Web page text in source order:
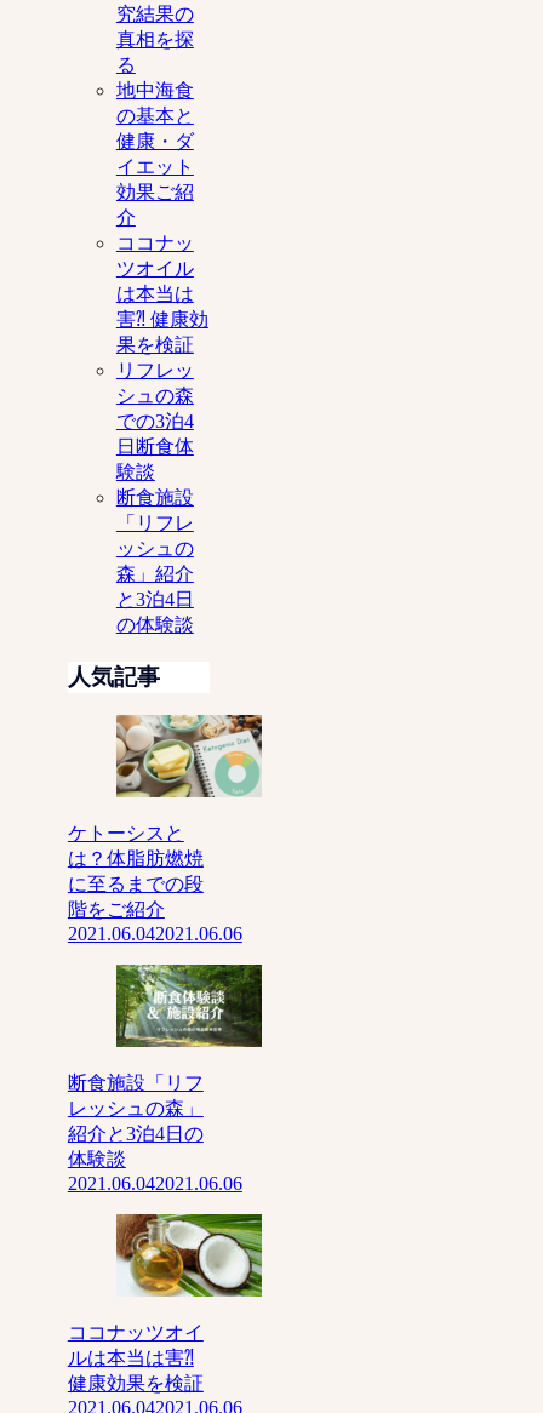
究結果の
真相を探
る
地中海食
の基本と
健康・ダ
イエット
効果ご紹
介
ココナッ
ツオイル
は本当は
害⁈ 健康効
果を検証
リフレッ
シュの森
での3泊4
日断食体
験談
断食施設
「リフレ
ッシュの
森」紹介
と3泊4日
の体験談
人気記事
ケトーシスと
は？体脂肪燃焼
に至るまでの段
階をご紹介
2021.06.042021.06.06
断食施設「リフ
レッシュの森」
紹介と3泊4日の
体験談
2021.06.042021.06.06
ココナッツオイ
ルは本当は害⁈
健康効果を検証
2021.06.042021.06.06